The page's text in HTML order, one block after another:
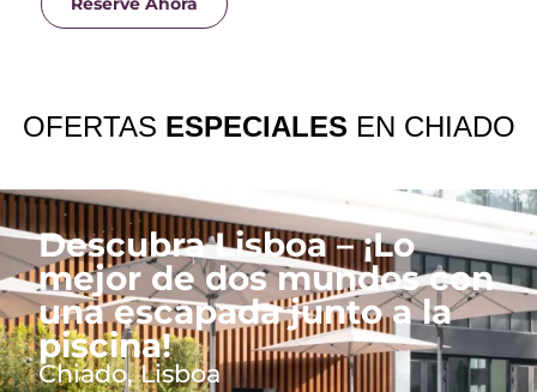
OFERTAS ESPECIALES EN CHIADO
Descubra Lisboa – ¡Lo
mejor de dos mundos con
una escapada junto a la
piscina!
Chiado, Lisboa